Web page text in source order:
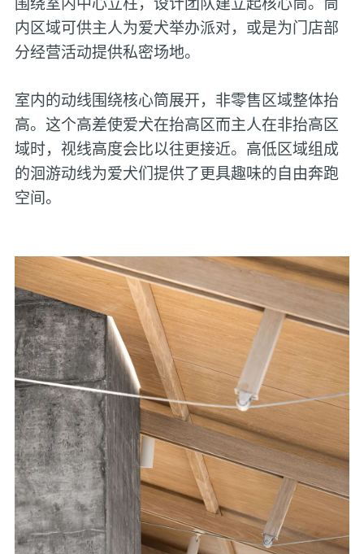
内区域可供主人为爱犬举办派对，或是为门店部
分经营活动提供私密场地。
室内的动线围绕核心筒展开，非零售区域整体抬
高。这个高差使爱犬在抬高区而主人在非抬高区
域时，视线高度会比以往更接近。高低区域组成
的洄游动线为爱犬们提供了更具趣味的自由奔跑
空间。